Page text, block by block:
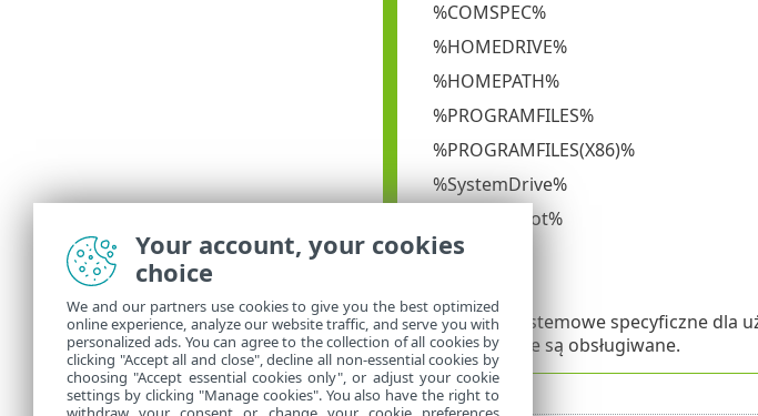
%COMSPEC%
%HOMEDRIVE%
%HOMEPATH%
%PROGRAMFILES%
%PROGRAMFILES(X86)%
%SystemDrive%
%SystemRoot%
%WINDIR%
Zmienne systemowe specyficzne dla
%PATH%) nie są obsługiwane.
Your account, your cookies
choice
We and our partners use cookies to give you the best optimized
online experience, analyze our website traffic, and serve you with
personalized ads. You can agree to the collection of all cookies by
clicking "Accept all and close", decline all non-essential cookies by
choosing "Accept essential cookies only", or adjust your cookie
settings by clicking "Manage cookies". You also have the right to